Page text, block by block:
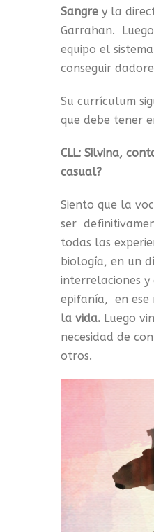
Sangre y la
Garrahan.
equipo el
conseguir
Su currículum
que debe tener
CLL: Silvina,
casual?
Siento que la
ser
todas las
biología, en un
interrelaciones y
epifanía, en ese
la vida. Luego
necesidad de
otros.